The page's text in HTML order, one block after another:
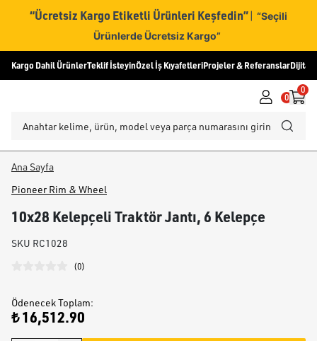
“Ücretsiz Kargo Etiketli Ürünleri Keşfedin” | “Seçili
Ürünlerde Ücretsiz Kargo”
Kargo Dahil ÜrünlerTeklif İsteyinÖzel İş KıyafetleriProjeler & ReferanslarDijital
0
0
Ana Sayfa
Pioneer Rim & Wheel
10x28 Kelepçeli Traktör Jantı, 6 Kelepçe
SKU RC1028
(0)
Ödenecek Toplam:
₺ 16,512.90